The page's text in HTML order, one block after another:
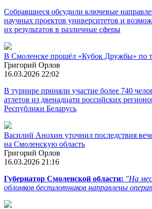
Собравшиеся обсудили ключевые
научных проектов университетов и
их результатов в различные сферы
В Смоленске прошёл «Кубок Дружбы» по
Григорий Орлов
16.03.2026 22:02
В турнире приняли участие более 740
атлетов из двенадцати российских
Республики Беларусь
Василий Анохин уточнил последствия
на Смоленскую область
Григорий Орлов
16.03.2026 21:16
Губернатор Смоленской области: "На
обломков беспилотников направлены